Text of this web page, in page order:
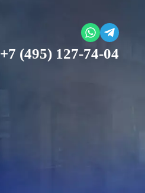
+7 (495) 127-74-04